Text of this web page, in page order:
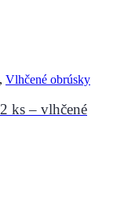
, Vlhčené obrúsky
ks – vlhčené